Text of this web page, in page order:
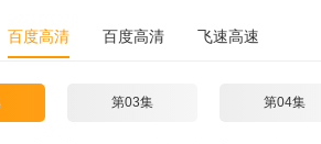
百度高清 百度高清 飞速高速
第03集 第04集